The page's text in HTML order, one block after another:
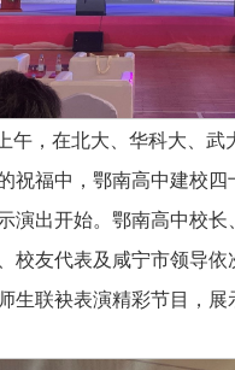
午，在北大、华科大、武
祝福中，鄂南高中建校四
演出开始。鄂南高中校长
校友代表及咸宁市领导依
生联袂表演精彩节目，展